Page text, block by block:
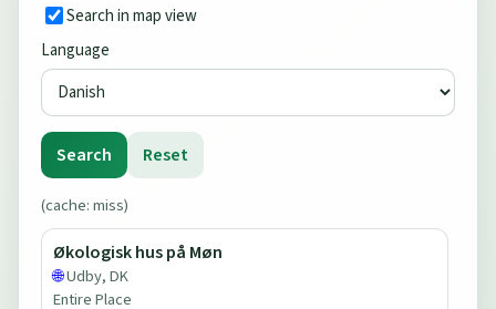
Search in map view
Language
Search Reset
(cache: miss)
Økologisk hus på Møn
🌐Udby, DK
Entire Place